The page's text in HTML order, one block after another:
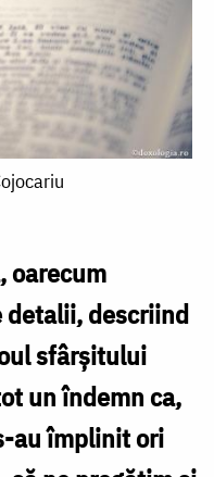
oarecum
descriind
sfârșitului
un îndemn ca,
au împlinit ori